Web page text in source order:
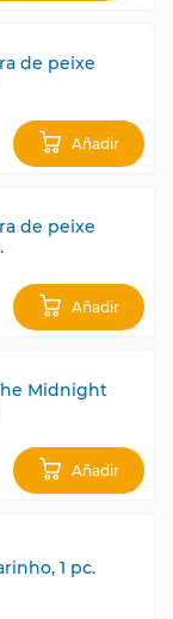
de peixe
Añadir
de peixe
Añadir
Midnight
Añadir
1 pc.